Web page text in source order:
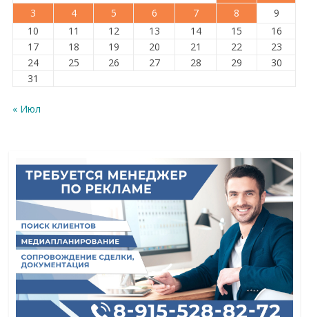
3
4 5 6 7 8
9
10
11 12 13 14 15
16
17
18 19 20 21 22
23
24
25 26 27 28 29
30
31
« Июл